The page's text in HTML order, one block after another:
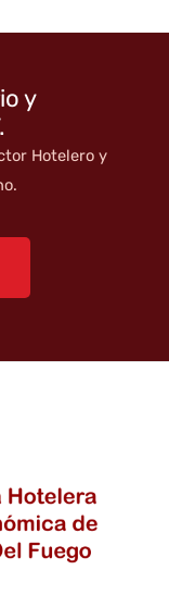
y
Hotelero y